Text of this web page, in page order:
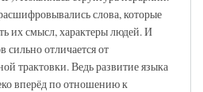
слова, которые
их смысл, характеры людей. И
сильно отличается от
трактовки. Ведь развитие языка
вперёд по отношению к